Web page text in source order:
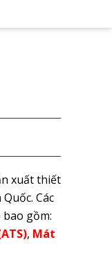
xuất thiết
Các
bao gồm:
, Mát